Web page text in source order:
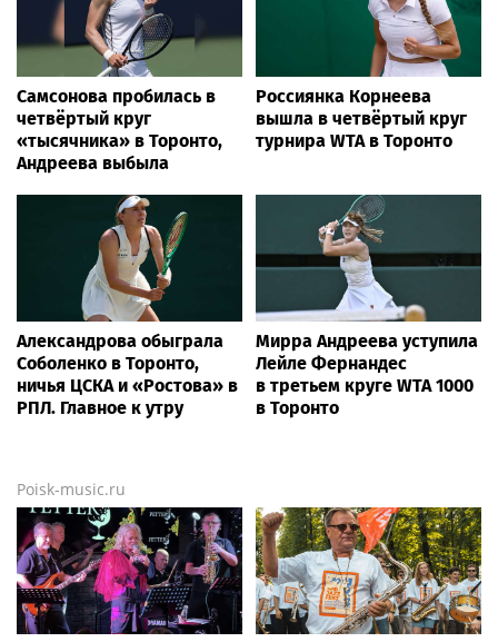
Самсонова пробилась в
четвёртый круг
«тысячника» в Торонто,
Андреева выбыла
Россиянка Корнеева
вышла в четвёртый круг
турнира WTA в Торонто
Александрова обыграла
Соболенко в Торонто,
ничья ЦСКА и «Ростова» в
РПЛ. Главное к утру
Мирра Андреева уступила
Лейле Фернандес
в третьем круге WTA 1000
в Торонто
Poisk-music.ru